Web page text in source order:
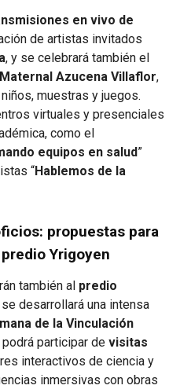
en vivo de
de artistas invitados
, y se celebrará también el
Azucena Villaflor,
muestras y juegos.
virtuales y presenciales
como el
equipos en salud”
“Hablemos de la
propuestas para
Yrigoyen
también al predio
desarrollará una intensa
de la Vinculación
participar de visitas
interactivos de ciencia y
inmersivas con obras